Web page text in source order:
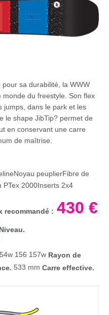
sa durabilité, la WWW
du freestyle. Son flex
jumps, dans le park et les
le shape JibTip? permet de
en conservant une carre
de maîtrise.
peuplierFibre de
PTex 2000Inserts 2x4
recommandé : 430 €
Niveau.
156 157w Rayon de
533 mm Carre effective.